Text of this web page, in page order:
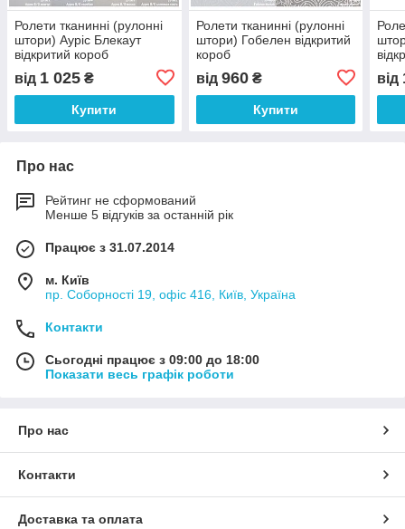
Ролети тканинні (рулонні
штори) Ауріс Блекаут
відкритий короб
від 1 025 ₴
Купити
Ролети тканинні (рулонні
штори) Гобелен відкритий
короб
від 960₴
Купити
від
Про нас
Рейтинг не сформований
Менше 5 відгуків за останній рік
Працює з 31.07.2014
м. Київ
пр. Соборності 19, офіс 416, Київ, Україна
Контакти
Сьогодні працює з 09:00 до 18:00
Показати весь графік роботи
Про нас
Контакти
Доставка та оплата